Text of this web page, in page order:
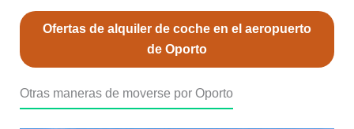
Ofertas de alquiler de coche en el aeropuerto
de Oporto
Otras maneras de moverse por Oporto